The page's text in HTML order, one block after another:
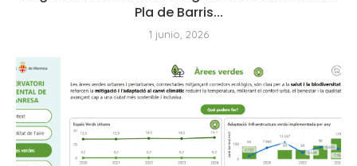
Pla de Barris...
1 junio, 2026